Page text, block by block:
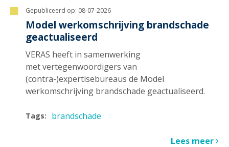
Gepubliceerd op: 08-07-2026
Model werkomschrijving brandschade
geactualiseerd
VERAS heeft in samenwerking
met vertegenwoordigers van
(contra-)expertisebureaus de Model
werkomschrijving brandschade geactualiseerd.
Tags: brandschade
Lees meer